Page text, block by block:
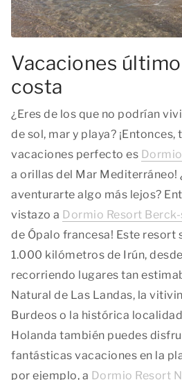
Vacaciones
costa
¿Eres de los que no podrían
de sol, mar y playa? ¡Entonces,
vacaciones perfecto es
a orillas del Mar Mediterráneo!
aventurarte algo más lejos?
vistazo a Dormio Resort
de Ópalo francesa! Este resort
1.000 kilómetros de Irún,
recorriendo lugares tan
Natural de Las Landas, la
Burdeos o la histórica
Holanda también puedes
fantásticas vacaciones en la
por ejemplo, a Dormio Resort